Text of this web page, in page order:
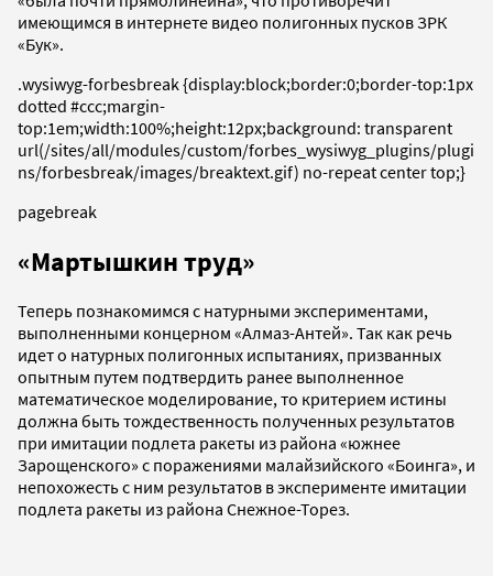
имеющимся в интернете видео полигонных пусков ЗРК
«Бук».
.wysiwyg-forbesbreak {display:block;border:0;border-top:1px
dotted #ccc;margin-
top:1em;width:100%;height:12px;background: transparent
url(/sites/all/modules/custom/forbes_wysiwyg_plugins/plugi
ns/forbesbreak/images/breaktext.gif) no-repeat center top;}
pagebreak
«Мартышкин труд»
Теперь познакомимся с натурными экспериментами,
выполненными концерном «Алмаз-Антей». Так как речь
идет о натурных полигонных испытаниях, призванных
опытным путем подтвердить ранее выполненное
математическое моделирование, то критерием истины
должна быть тождественность полученных результатов
при имитации подлета ракеты из района «южнее
Зарощенского» с поражениями малайзийского «Боинга», и
непохожесть с ним результатов в эксперименте имитации
подлета ракеты из района Снежное-Торез.